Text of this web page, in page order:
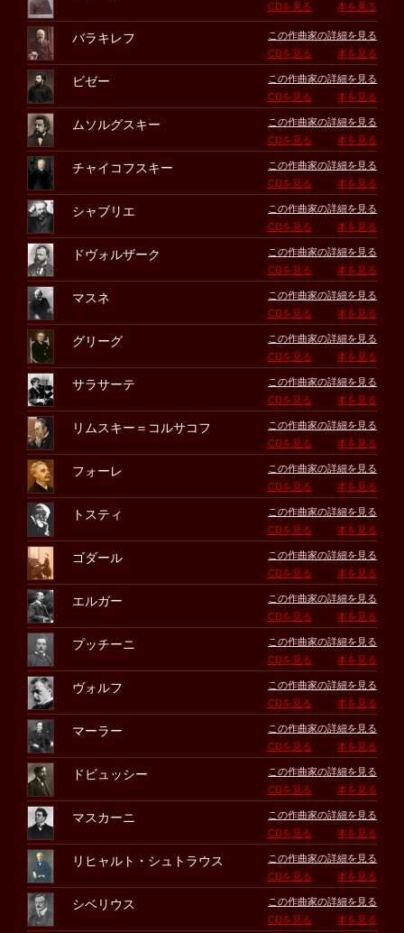
CDを見る
本を見る
バラキレフ
この作曲家の詳細を見る
CDを見る
本を見る
ビゼー
この作曲家の詳細を見る
CDを見る
本を見る
ムソルグスキー
この作曲家の詳細を見る
CDを見る
本を見る
チャイコフスキー
この作曲家の詳細を見る
CDを見る
本を見る
シャブリエ
この作曲家の詳細を見る
CDを見る
本を見る
ドヴォルザーク
この作曲家の詳細を見る
CDを見る
本を見る
マスネ
この作曲家の詳細を見る
CDを見る
本を見る
グリーグ
この作曲家の詳細を見る
CDを見る
本を見る
サラサーテ
この作曲家の詳細を見る
CDを見る
本を見る
リムスキー＝コルサコフ
この作曲家の詳細を見る
CDを見る
本を見る
フォーレ
この作曲家の詳細を見る
CDを見る
本を見る
トスティ
この作曲家の詳細を見る
CDを見る
本を見る
ゴダール
この作曲家の詳細を見る
CDを見る
本を見る
エルガー
この作曲家の詳細を見る
CDを見る
本を見る
プッチーニ
この作曲家の詳細を見る
CDを見る
本を見る
ヴォルフ
この作曲家の詳細を見る
CDを見る
本を見る
マーラー
この作曲家の詳細を見る
CDを見る
本を見る
ドビュッシー
この作曲家の詳細を見る
CDを見る
本を見る
マスカーニ
この作曲家の詳細を見る
CDを見る
本を見る
リヒャルト・シュトラウス
この作曲家の詳細を見る
CDを見る
本を見る
シベリウス
この作曲家の詳細を見る
CDを見る
本を見る